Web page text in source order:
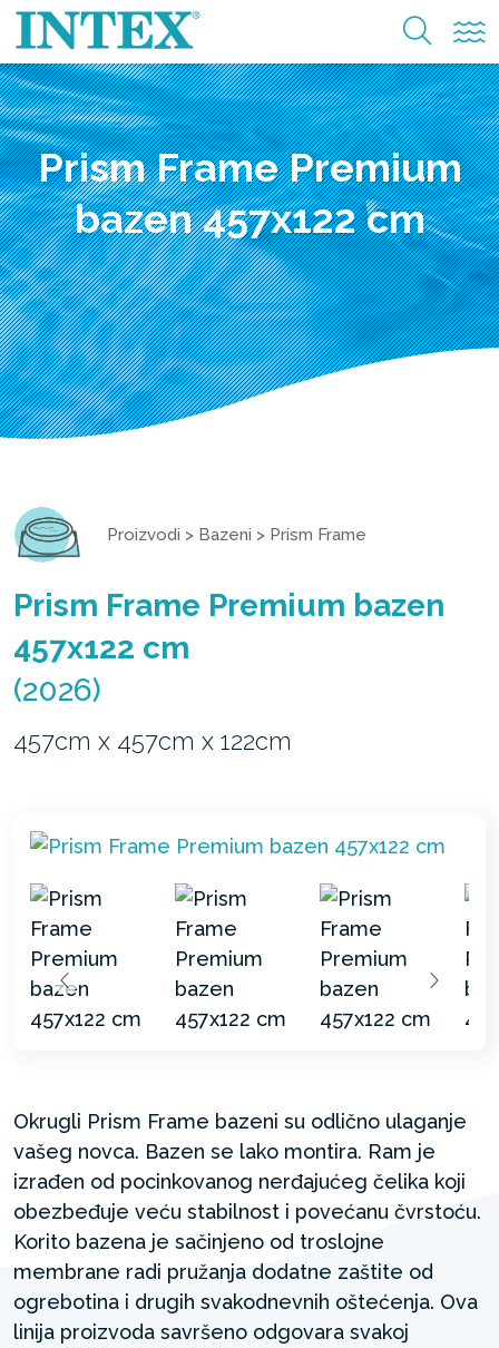
Prism Frame Premium
bazen 457x122 cm
Proizvodi > Bazeni > Prism Frame
Prism Frame Premium bazen
457x122 cm
(2026)
457cm x 457cm x 122cm
Okrugli Prism Frame bazeni su odlično ulaganje
vašeg novca. Bazen se lako montira. Ram je
izrađen od pocinkovanog nerđajućeg čelika koji
obezbeđuje veću stabilnost i povećanu čvrstoću.
Korito bazena je sačinjeno od troslojne
membrane radi pružanja dodatne zaštite od
ogrebotina i drugih svakodnevnih oštećenja. Ova
linija proizvoda savršeno odgovara svakoj